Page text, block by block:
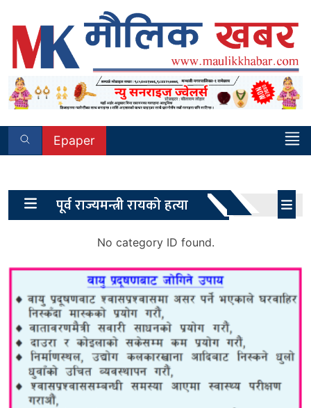
content
Epaper
Tag:
पूर्व राज्यमन्त्री रायको हत्या
No category ID found.